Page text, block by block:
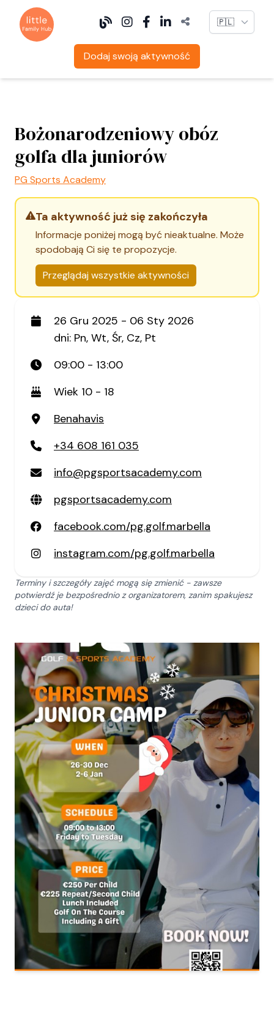
Language
Dodaj swoją aktywność
Bożonarodzeniowy obóz
golfa dla juniorów
PG Sports Academy
Ta aktywność już się zakończyła
Informacje poniżej mogą być nieaktualne. Może
spodobają Ci się te propozycje.
Przeglądaj wszystkie aktywności
26 Gru 2025 - 06 Sty 2026
dni: Pn, Wt, Śr, Cz, Pt
09:00 - 13:00
Wiek 10 - 18
Benahavis
+34 608 161 035
info@pgsportsacademy.com
pgsportsacademy.com
facebook.com/pg.golf.marbella
instagram.com/pg.golf.marbella
Terminy i szczegóły zajęć mogą się zmienić - zawsze
potwierdź je bezpośrednio z organizatorem, zanim spakujesz
dzieci do auta!